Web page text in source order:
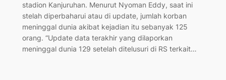
stadion Kanjuruhan. Menurut Nyoman Eddy, saat ini
stelah diperbaharui atau di update, jumlah korban
meninggal dunia akibat kejadian itu sebanyak 125
orang. “Update data terakhir yang dilaporkan
meninggal dunia 129 setelah ditelusuri di RS terkait…